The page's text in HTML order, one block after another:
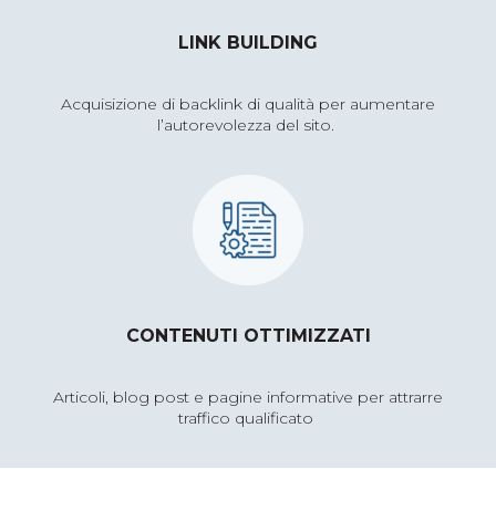
LINK BUILDING
Acquisizione di backlink di qualità per aumentare
l’autorevolezza del sito.
CONTENUTI OTTIMIZZATI
Articoli, blog post e pagine informative per attrarre
traffico qualificato